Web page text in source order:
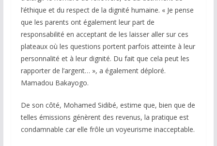
l’éthique et du respect de la dignité humaine. « Je pense
que les parents ont également leur part de
responsabilité en acceptant de les laisser aller sur ces
plateaux où les questions portent parfois atteinte à leur
personnalité et à leur dignité. Du fait que cela peut les
rapporter de l’argent… », a également déploré.
Mamadou Bakayogo.
De son côté, Mohamed Sidibé, estime que, bien que de
telles émissions génèrent des revenus, la pratique est
condamnable car elle frôle un voyeurisme inacceptable.